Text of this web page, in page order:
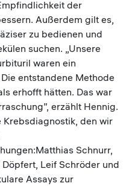
der
Außerdem gilt es,
zu bedienen und
suchen. „Unsere
waren ein
entstandene Methode
erhofft hätten. Das war
erzählt Hennig.
Krebsdiagnostik, den wir
Schnurr,
Leif Schröder und
Assays zur